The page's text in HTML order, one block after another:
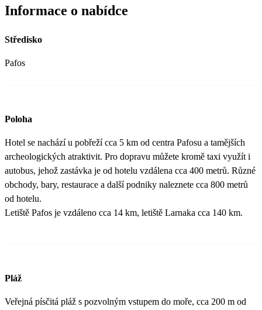
Informace o nabídce
Středisko
Pafos
Poloha
Hotel se nachází u pobřeží cca 5 km od centra Pafosu a tamějších
archeologických atraktivit. Pro dopravu můžete kromě taxi využít i
autobus, jehož zastávka je od hotelu vzdálena cca 400 metrů. Různé
obchody, bary, restaurace a další podniky naleznete cca 800 metrů
od hotelu.
Letiště Pafos je vzdáleno cca 14 km, letiště Larnaka cca 140 km.
Pláž
Veřejná písčitá pláž s pozvolným vstupem do moře, cca 200 m od